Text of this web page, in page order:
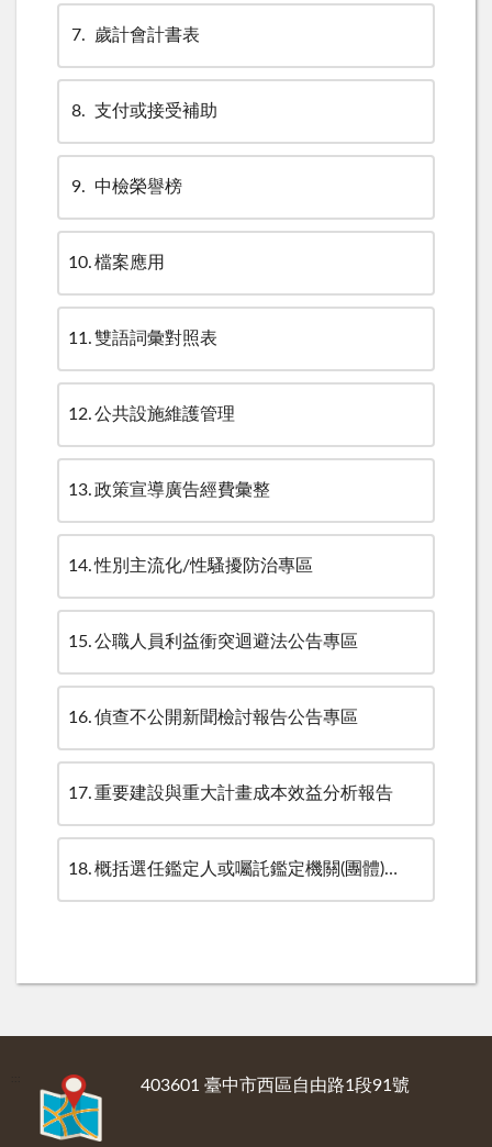
7 歲計會計書表
8 支付或接受補助
9 中檢榮譽榜
10 檔案應用
11 雙語詞彙對照表
12 公共設施維護管理
13 政策宣導廣告經費彙整
14 性別主流化/性騷擾防治專區
15 公職人員利益衝突迴避法公告專區
16 偵查不公開新聞檢討報告公告專區
17 重要建設與重大計畫成本效益分析報告
18 概括選任鑑定人或囑託鑑定機關(團體)彙總名冊
403601 臺中市西區自由路1段91號